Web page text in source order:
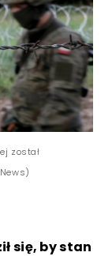
został
się, by stan